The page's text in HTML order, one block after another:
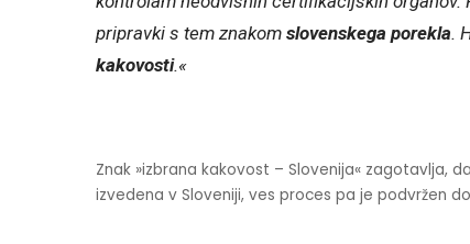
pripravki s tem znakom slovenskega porekla.
kakovosti.«
Znak »izbrana kakovost – Slovenija« zagotavlja,
izvedena v Sloveniji, ves proces pa je podvržen